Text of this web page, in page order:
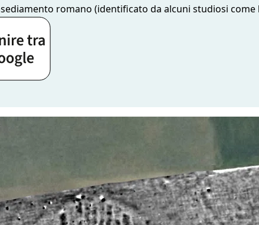
romano (identificato da alcuni studiosi come